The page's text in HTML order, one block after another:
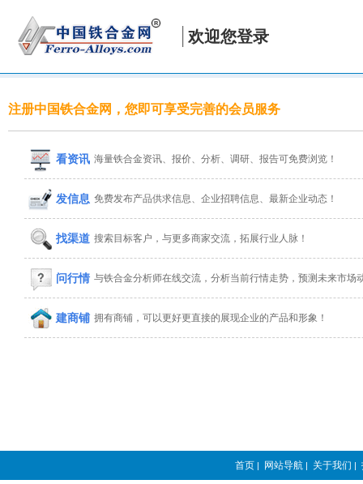
欢迎您登录
注册中国铁合金网，您即可享受完善的会员服务
看资讯 海量铁合金资讯、报价、分析、调研、报告可免费浏览！
发信息 免费发布产品供求信息、企业招聘信息、最新企业动态！
找渠道 搜索目标客户，与更多商家交流，拓展行业人脉！
问行情 与铁合金分析师在线交流，分析当前行情走势，预测未来市场
建商铺 拥有商铺，可以更好更直接的展现企业的产品和形象！
首页 | 网站导航 | 关于我们 |